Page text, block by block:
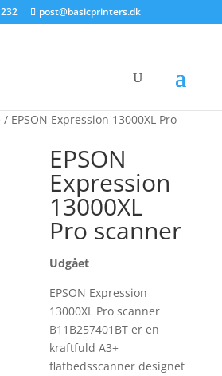
post@basicprinters.dk
/ EPSON Expression 13000XL Pro
EPSON
Expression
13000XL
Pro scanner
Udgået
EPSON Expression
13000XL Pro scanner
B11B257401BT er en
kraftfuld A3+
flatbedsscanner designet